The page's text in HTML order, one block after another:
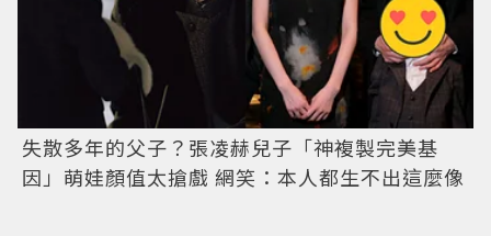
失散多年的父子？張凌赫兒子「神複製完美基
因」萌娃顏值太搶戲 網笑：本人都生不出這麼像